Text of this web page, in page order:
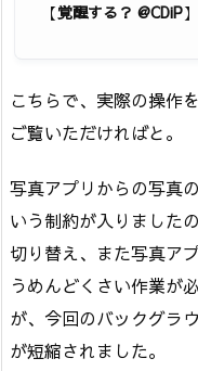
【覚醒する？ @CDiP】
こちらで、実際の操作
ご覧いただければと。
写真アプリからの写真
いう制約が入りました
切り替え、また写真ア
うめんどくさい作業が
が、今回のバックグラ
が短縮されました。